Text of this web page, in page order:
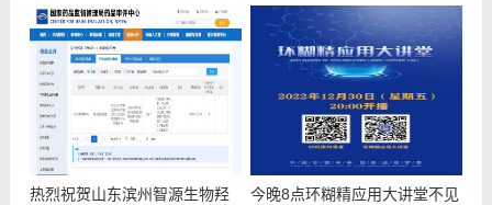
热烈祝贺山东滨州智源生物羟
今晚8点环糊精应用大讲堂不见